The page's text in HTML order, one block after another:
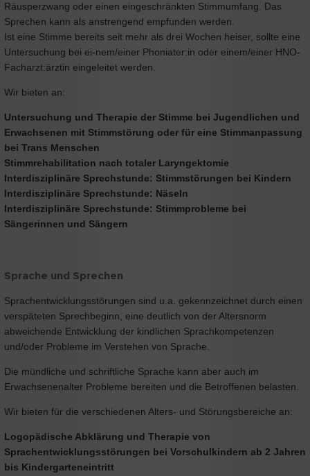
Räusperzwang oder einen eingeschränkten Stimmumfang. Das
Sprechen kann als anstrengend empfunden werden.
Ist eine Stimme bereits seit mehr als drei Wochen heiser, sollte eine
Untersuchung bei ei-nem/einer Phoniater:in oder einem/einer HNO-
Facharzt:ärztin eingeleitet werden.
Wir bieten an:
Untersuchung und Therapie der Stimme bei Jugendlichen und
Erwachsenen mit Stimmstörung oder für eine Stimmanpassung
bei Trans Menschen
Stimmrehabilitation nach totaler Laryngektomie
Interdisziplinäre Sprechstunde: Stimmstörungen bei Kindern
Interdisziplinäre Sprechstunde: Näseln
Interdisziplinäre Sprechstunde: Stimmprobleme bei
Sängerinnen und Sängern
Sprache und Sprechen
Sprachentwicklungsstörungen sind u.a. gekennzeichnet durch einen
verspäteten Sprechbeginn, eine deutlich von der Altersnorm
abweichende Entwicklung der kindlichen Sprachkompetenzen
und/oder Probleme im Verstehen von Sprache.
Die mündliche und schriftliche Sprache kann aber auch im
Erwachsenenalter Probleme bereiten und die Betroffenen belasten.
Wir bieten für die verschiedenen Alters- und Störungsbereiche an:
Logopädische Abklärung und Therapie von
Sprachentwicklungsstörungen bei Vorschulkindern ab 2 Jahren
bis Kindergarteneintritt